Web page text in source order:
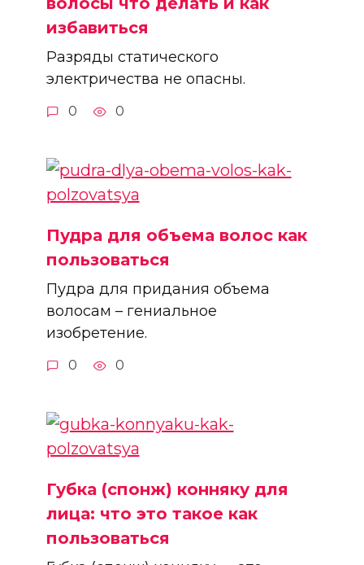
избавиться
Разряды статического
электричества не опасны.
0 0
Пудра для объема волос как
пользоваться
Пудра для придания объема
волосам – гениальное
изобретение.
0 0
Губка (спонж) конняку для
лица: что это такое как
пользоваться